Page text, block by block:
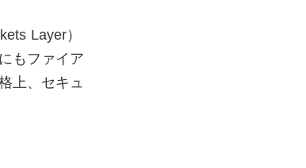
Layer）
もファイア
上、セキュ